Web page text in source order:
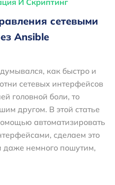
И Скриптинг
сетевыми
Ansible
как быстро и
сетевых интерфейсов
головной боли, то
другом. В этой статье
автоматизировать
сделаем это
даже немного пошутим,